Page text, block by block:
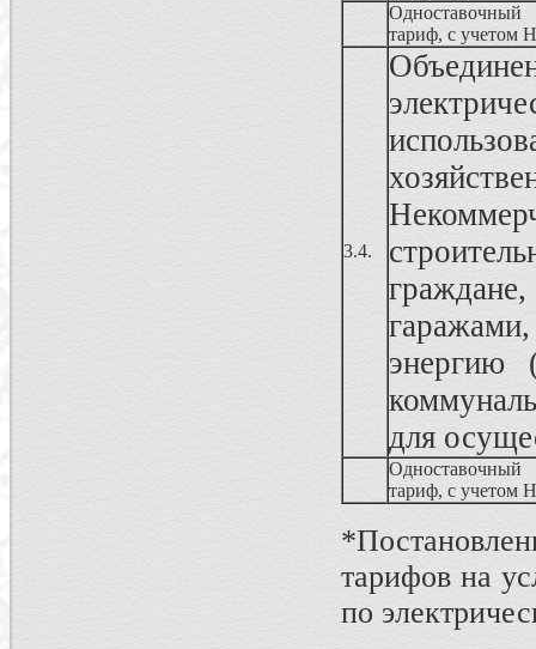
Одноставочный
тариф, с учетом
3.4.
энергию
для
Одноставочный
тариф, с учетом
тарифов на
по